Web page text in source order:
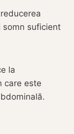
somn suficient
la
care este